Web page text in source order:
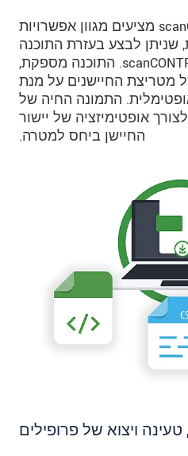
חיישני scanCONTROL מציעים מגוון אפשרויות
שניתן לבצע בעזרת התוכנה
scanCONTROL Configuration Tools. התוכנה מספקת,
מטריצת החיישנים על מנת
התמונה החיה של
אופטימיזציה של יישור
החיישן ביחס למטרה.
ויצוא של פרופילים